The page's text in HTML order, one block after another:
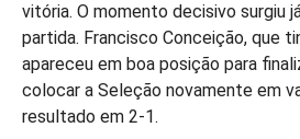
vitória. O momento decisivo surgiu
partida. Francisco Conceição, que
apareceu em boa posição para
colocar a Seleção novamente em
resultado em 2-1.